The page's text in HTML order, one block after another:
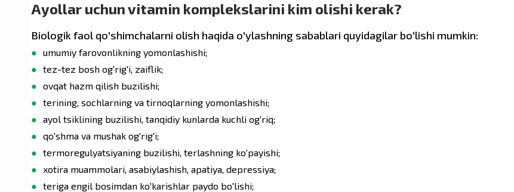
BioSil
Sovereign Silver
Laguna Moon
Protocol for life balance
Symbiotics
Ayollar uchun vitamin komplekslarini kim olishi kerak?
Biologik faol qo'shimchalarni olish haqida o'ylashning sabablari quyidagilar bo'lishi mumkin:
umumiy farovonlikning yomonlashishi;
tez-tez bosh og'rig'i, zaiflik;
ovqat hazm qilish buzilishi;
terining, sochlarning va tirnoqlarning yomonlashishi;
ayol tsiklining buzilishi, tanqidiy kunlarda kuchli og'riq;
qo'shma va mushak og'rig'i;
termoregulyatsiyaning buzilishi, terlashning ko'payishi;
xotira muammolari, asabiylashish, apatiya, depressiya;
teriga engil bosimdan ko'karishlar paydo bo'lishi;